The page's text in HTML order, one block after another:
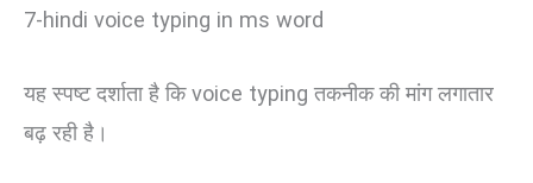
7-hindi voice typing in ms word
यह स्पष्ट दर्शाता है कि voice typing तकनीक की मांग लगातार
बढ़ रही है।